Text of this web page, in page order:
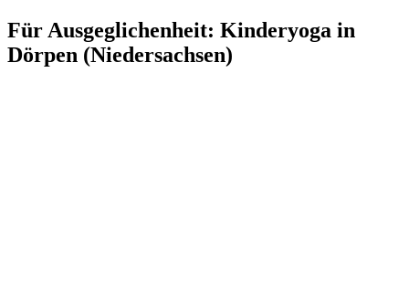
Für Ausgeglichenheit: Kinderyoga in
Dörpen (Niedersachsen)